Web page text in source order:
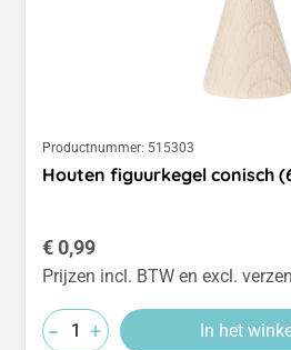
Productnummer: 515303
Houten figuurkegel conisch
Normale prijs:
€ 0,99
Prijzen incl. BTW en excl.
- + In het